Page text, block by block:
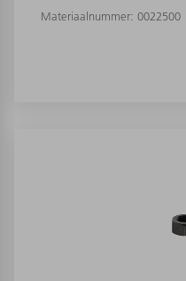
Materiaalnummer: 0022500